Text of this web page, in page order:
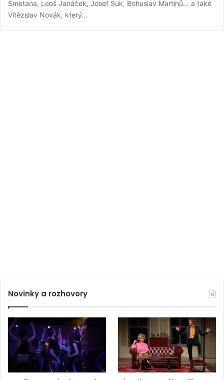
Smetana, Leoš Janáček, Josef Suk, Bohuslav Martinů… a také
Vítězslav Novák, který…
Novinky a rozhovory